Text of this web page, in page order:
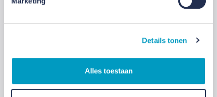
Details tonen
Alles toestaan
Relevant
Jaarbericht 2025: Momentum met oog voor
continuïteit